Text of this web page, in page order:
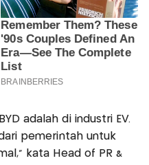
adalah di industri EV.
pemerintah untuk
kata Head of PR &